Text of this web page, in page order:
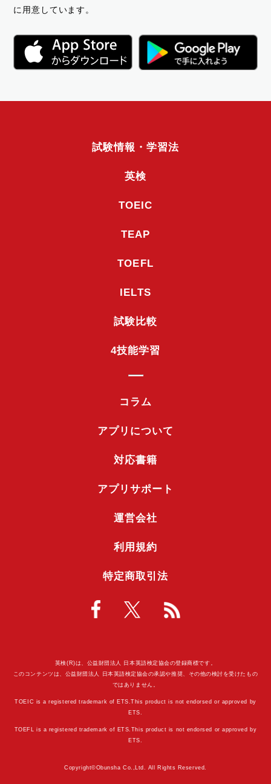
に用意しています。
試験情報・学習法
英検
TOEIC
TEAP
TOEFL
IELTS
試験比較
4技能学習
コラム
アプリについて
対応書籍
アプリサポート
運営会社
利用規約
特定商取引法
英検(R)は、公益財団法人 日本英語検定協会の登録商標です。
このコンテンツは、公益財団法人 日本英語検定協会の承認や推奨、その他の検討を受けたもの
ではありません。
TOEIC is a registered trademark of ETS.This product is not endorsed or approved by
ETS.
TOEFL is a registered trademark of ETS.This product is not endorsed or approved by
ETS.
Copyright©Obunsha Co.,Ltd. All Rights Reserved.